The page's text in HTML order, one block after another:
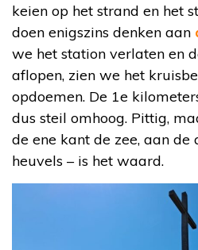
keien op het strand en het
doen enigszins denken aan
we het station verlaten en
aflopen, zien we het
opdoemen. De 1e
dus steil omhoog. Pittig,
de ene kant de zee, aan de
heuvels – is het waard.